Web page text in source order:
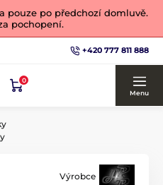
pouze po předchozí domluvě.
pochopení.
+420 777 811 888
0
Menu
Výrobce